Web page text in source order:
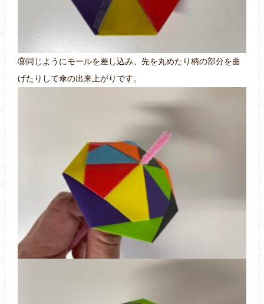
⑨同じようにモールを差し込み、先を丸めたり柄の部分を曲
げたりして傘の出来上がりです。